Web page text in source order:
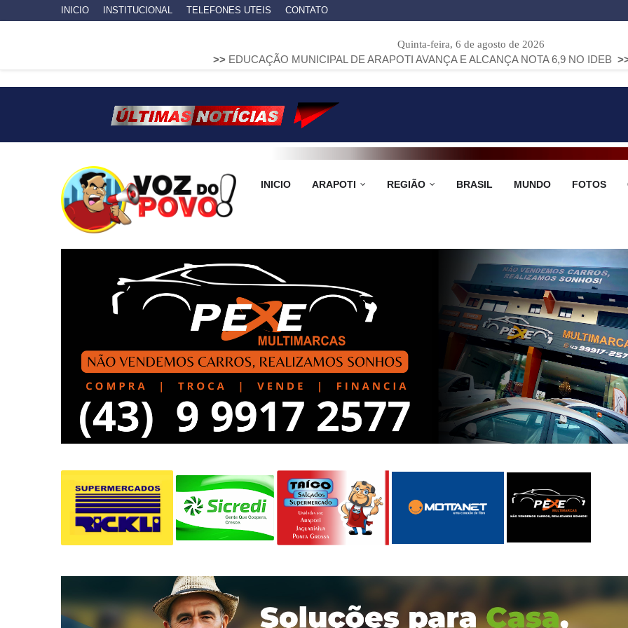
INICIO INSTITUCIONAL TELEFONES UTEIS CONTATO
Quinta-feira, 6 de agosto de 2026
EDUCAÇÃO MUNICIPAL DE ARAPOTI AVANÇA E ALCANÇA NOTA 6,9 NO IDEB >> SEM O
INICIO ARAPOTI REGIÃO BRASIL MUNDO FOTOS